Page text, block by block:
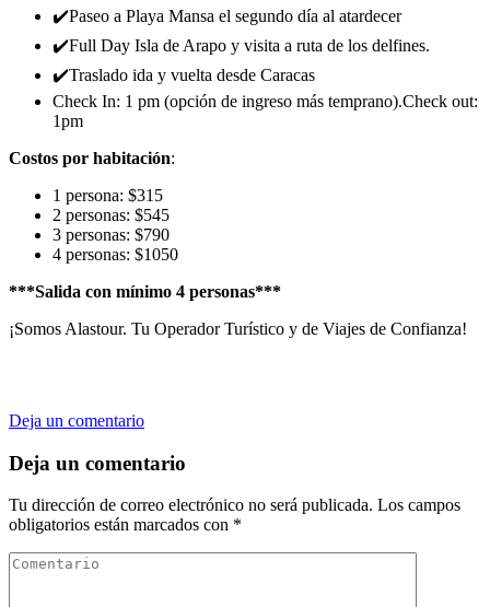
✔️Paseo a Playa Mansa el segundo día al atardecer
✔️Full Day Isla de Arapo y visita a ruta de los delfines.
✔️Traslado ida y vuelta desde Caracas
Check In: 1 pm (opción de ingreso más temprano).Check out:
1pm
Costos por habitación:
1 persona: $315
2 personas: $545
3 personas: $790
4 personas: $1050
***Salida con mínimo 4 personas***
¡Somos Alastour. Tu Operador Turístico y de Viajes de Confianza!
Deja un comentarioen
todo
Deja un comentario
Tu dirección de correo electrónico no será publicada. Los campos
obligatorios están marcados con *
Comentario